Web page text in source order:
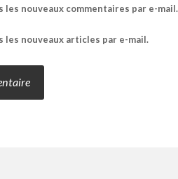
les nouveaux commentaires par e-mail.
les nouveaux articles par e-mail.